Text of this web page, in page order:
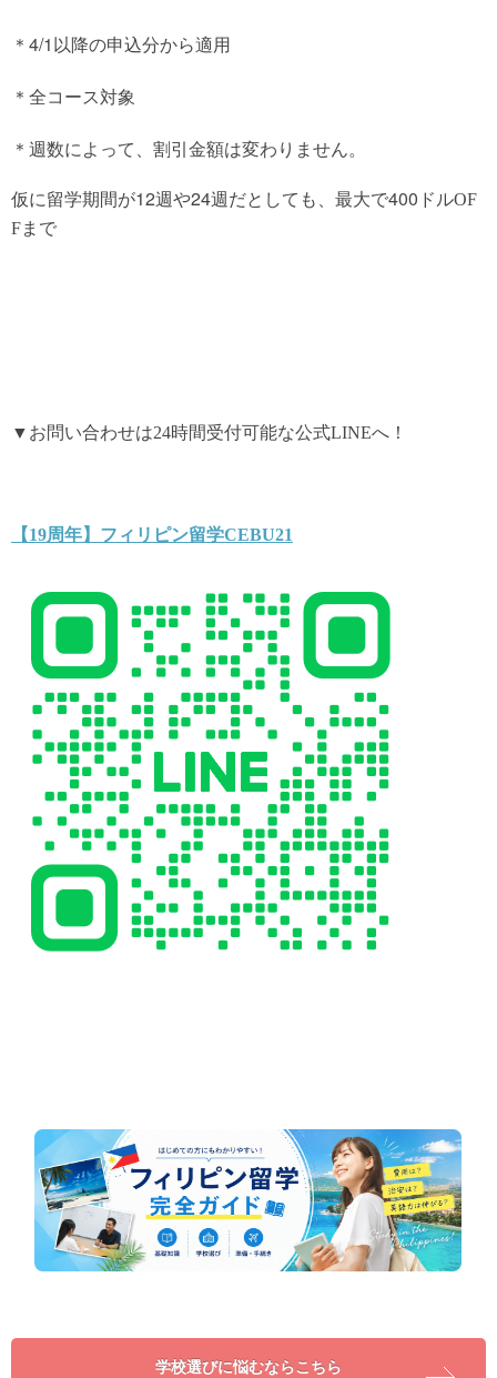
＊4/1以降の申込分から適用
＊全コース対象
＊週数によって、割引金額は変わりません。
仮に留学期間が12週や24週だとしても、最大で400 ドルOF
Fまで
▼お問い合わせは24時間受付可能な公式LINEへ！
【19周年】フィリピン留学CEBU21
学校選びに悩むならこちら